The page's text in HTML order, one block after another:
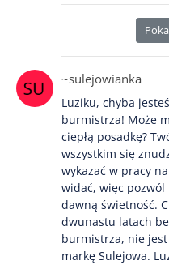
~sulejowianka
Luziku, chyba
burmistrza! Może
ciepłą posadkę?
wszystkim się
wykazać w pracy
widać, więc
dawną świetność.
dwunastu latach
burmistrza, nie
markę Sulejowa.